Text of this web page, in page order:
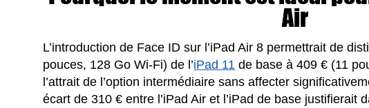
Air
L’introduction de Face ID sur l’iPad Air 8 permettrait de
pouces, 128 Go Wi-Fi) de l’iPad 11 de base à 409 € (11
l’attrait de l’option intermédiaire sans affecter
écart de 310 € entre l’iPad Air et l’iPad de base justifierait